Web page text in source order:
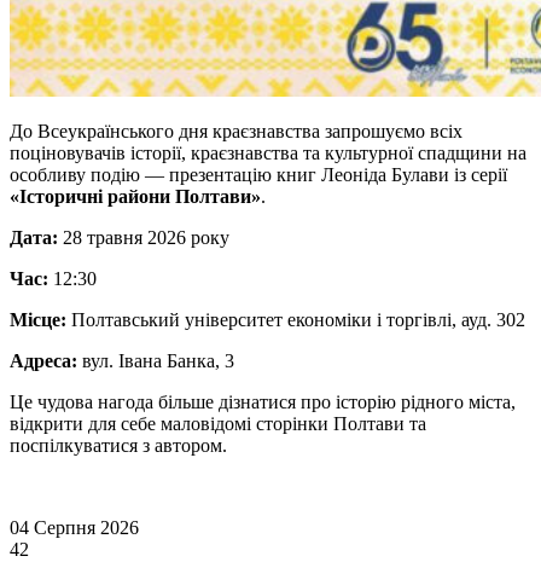
До Всеукраїнського дня краєзнавства запрошуємо всіх
поціновувачів історії, краєзнавства та культурної спадщини на
особливу подію — презентацію книг Леоніда Булави із серії
«Історичні райони Полтави».
Дата: 28 травня 2026 року
Час: 12:30
Місце: Полтавський університет економіки і торгівлі, ауд. 302
Адреса: вул. Івана Банка, 3
Це чудова нагода більше дізнатися про історію рідного міста,
відкрити для себе маловідомі сторінки Полтави та
поспілкуватися з автором.
04 Серпня 2026
42